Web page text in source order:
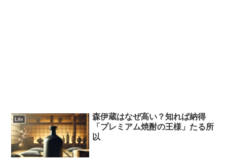
Life
森伊蔵はなぜ高い？知れば納得
「プレミアム焼酎の王様」たる所
以